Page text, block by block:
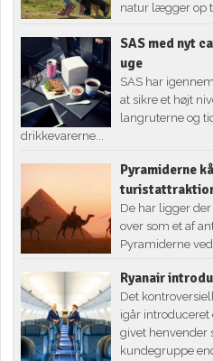
natur lægger op
SAS med nyt
uge
SAS har
at sikre et højt
langruterne og
drikkevarerne...
Pyramiderne
De har ligger
over som et af
Pyramiderne
Ryanair
Det
igår introduceret
givet henvender
kundegruppe